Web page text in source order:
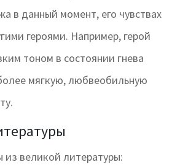
в данный момент, его чувствах
героями. Например, герой
тоном в состоянии гнева
мягкую, любвеобильную
из великой литературы: